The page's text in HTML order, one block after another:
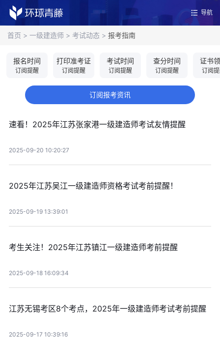
导航
首页 > 一级建造师 > 考试动态 > 报考指南
报名时间
订阅提醒
打印准考证
订阅提醒
考试时间
订阅提醒
查分时间
订阅提醒
证书
订阅
订阅报考资讯
速看！2025年江苏张家港一级建造师考试友情提醒
2025-09-20 10:20:27
2025年江苏吴江一级建造师资格考试考前提醒！
2025-09-19 13:39:01
考生关注！2025年江苏镇江一级建造师考前提醒
2025-09-18 16:09:34
江苏无锡考区8个考点，2025年一级建造师考试考前提醒
2025-09-17 10:39:16